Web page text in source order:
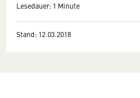
Lesedauer: 1 Minute
Stand: 12.03.2018